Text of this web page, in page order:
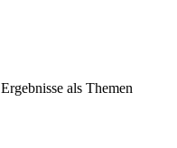
Ergebnisse als Themen